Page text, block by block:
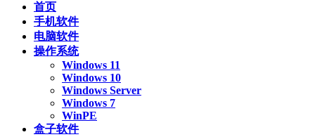
首页
手机软件
电脑软件
操作系统
Windows 11
Windows 10
Windows Server
Windows 7
WinPE
盒子软件